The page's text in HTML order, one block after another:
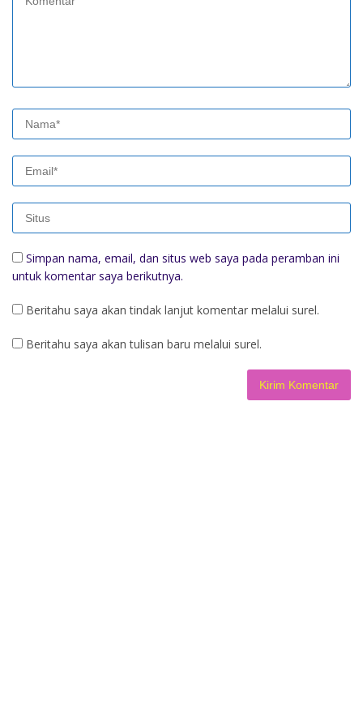
Simpan nama, email, dan situs web saya pada peramban ini
untuk komentar saya berikutnya.
Beritahu saya akan tindak lanjut komentar melalui surel.
Beritahu saya akan tulisan baru melalui surel.